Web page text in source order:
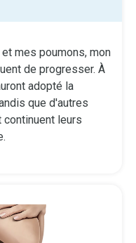
mes poumons, mon
de progresser. À
adopté la
que d'autres
leurs